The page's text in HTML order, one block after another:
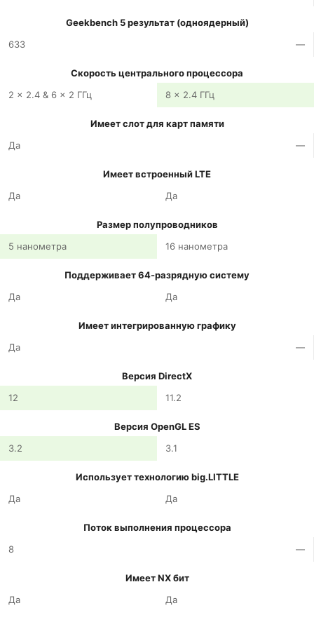
Geekbench 5 результат (одноядерный)
633
—
Скорость центрального процессора
2 x 2.4 & 6 x 2 ГГц
8 x 2.4 ГГц
Имеет слот для карт памяти
Да
—
Имеет встроенный LTE
Да
Да
Размер полупроводников
5 нанометра
16 нанометра
Поддерживает 64-разрядную систему
Да
Да
Имеет интегрированную графику
Да
—
Версия DirectX
12
11.2
Версия OpenGL ES
3.2
3.1
Использует технологию big.LITTLE
Да
Да
Поток выполнения процессора
8
—
Имеет NX бит
Да
Да